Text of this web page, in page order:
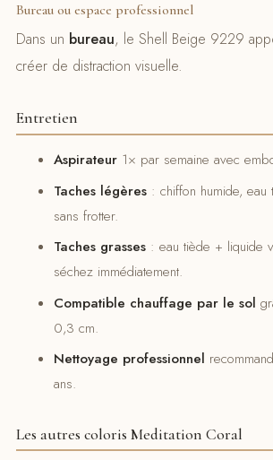
Bureau ou espace professionnel
Dans un bureau, le Shell Beige 9229
créer de distraction visuelle.
Entretien
Aspirateur1× par semaine avec
Taches légères: chiffon humide, eau
sans frotter.
Taches grasses: eau tiède + liquide
séchez immédiatement.
Compatible chauffage par le sol
0,3 cm.
Nettoyage professionnel
ans.
Les autres coloris Meditation Coral